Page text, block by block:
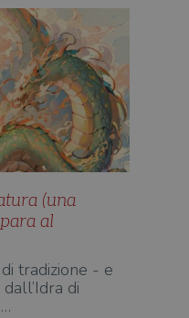
(una
al
tradizione - e
di